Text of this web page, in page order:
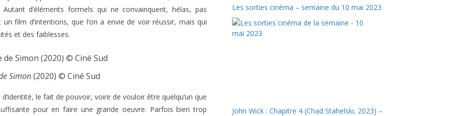
d’éléments formels qui ne convainquent, hélas, pas
film d’intentions, que l’on a envie de voir réussir, mais qui
et des faiblesses.
Simon(2020) © Ciné Sud
le fait de pouvoir, voire de vouloir être quelqu’un que
pour en faire une grande oeuvre. Parfois bien trop
Les sorties cinéma – semaine du 10 mai 2023
John Wick : Chapitre 4 (Chad Stahelski, 2023) –